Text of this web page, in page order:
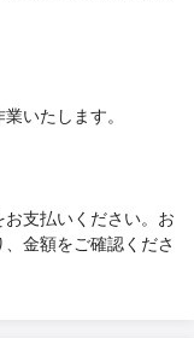
いたします。
支払いください。お
金額をご確認くださ